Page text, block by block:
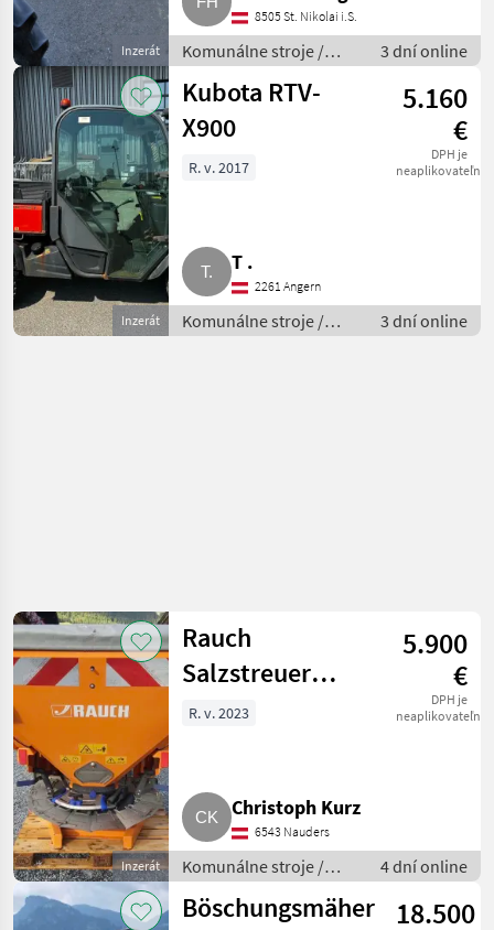
Inzerát
8505 St. Nikolai i.S.
Komunálne stroje /
Radlica
3 dní online
Inzerát
Kubota RTV-
X900
5.160
€
DPH je
neaplikovateľné
R. v. 2017
T .
2261 Angern
Komunálne stroje /
Komunálne vozidlá
3 dní online
Inzerát
Rauch
Salzstreuer
AXEO 18.1 H
5.900
€
DPH je
neaplikovateľné
R. v. 2023
Christoph Kurz
6543 Nauders
Komunálne stroje /
Striekacie stroje
4 dní online
Böschungsmäher
18.500